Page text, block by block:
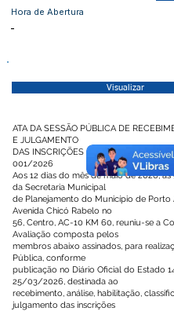
Hora de Abertura
-
Visualizar
ATA DA SESSÃO PÚBLICA DE
E JULGAMENTO
DAS INSCRIÇÕES DO CHAMAMENTO
001/2026
Aos 12 dias do mês de maio de 2026, às
da Secretaria Municipal
de Planejamento do Município de Porto
Avenida Chicó Rabelo no
56, Centro, AC-10 KM 60, reuniu-se a
Avaliação composta pelos
membros abaixo assinados, para
Pública, conforme
publicação no Diário Oficial do Estado
25/03/2026, destinada ao
recebimento, análise, habilitação,
julgamento das inscrições